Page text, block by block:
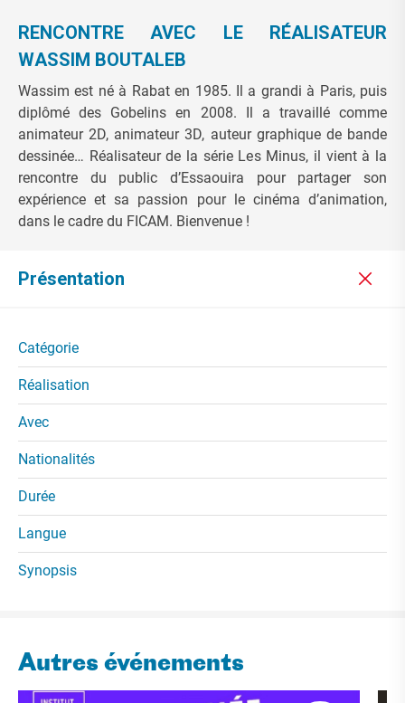
RENCONTRE AVEC LE RÉALISATEUR
WASSIM BOUTALEB
Wassim est né à Rabat en 1985. Il a grandi à Paris, puis
diplômé des Gobelins en 2008. Il a travaillé comme
animateur 2D, animateur 3D, auteur graphique de bande
dessinée… Réalisateur de la série Les Minus, il vient à la
rencontre du public d’Essaouira pour partager son
expérience et sa passion pour le cinéma d’animation,
dans le cadre du FICAM. Bienvenue !
Présentation
Catégorie
Réalisation
Avec
Nationalités
Durée
Langue
Synopsis
Autres événements